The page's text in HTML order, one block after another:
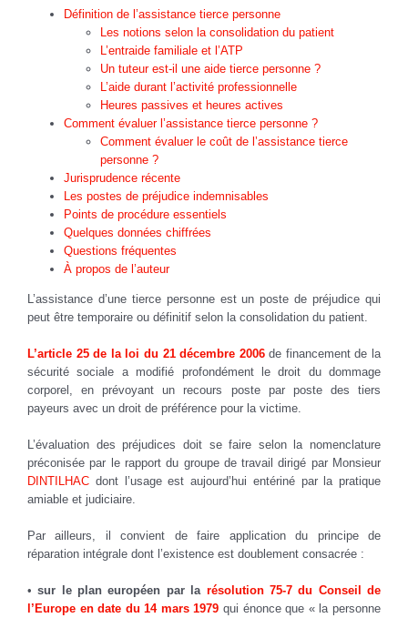
Définition de l’assistance tierce personne
Les notions selon la consolidation du patient
L’entraide familiale et l’ATP
Un tuteur est-il une aide tierce personne ?
L’aide durant l’activité professionnelle
Heures passives et heures actives
Comment évaluer l’assistance tierce personne ?
Comment évaluer le coût de l’assistance tierce
personne ?
Jurisprudence récente
Les postes de préjudice indemnisables
Points de procédure essentiels
Quelques données chiffrées
Questions fréquentes
À propos de l’auteur
L’assistance d’une tierce personne est un poste de préjudice qui
peut être temporaire ou définitif selon la consolidation du patient.
L’article 25 de la loi du 21 décembre 2006de financement de la
sécurité sociale a modifié profondément le droit du dommage
corporel, en prévoyant un recours poste par poste des tiers
payeurs avec un droit de préférence pour la victime.
L’évaluation des préjudices doit se faire selon la nomenclature
préconisée par le rapport du groupe de travail dirigé par Monsieur
DINTILHAC dont l’usage est aujourd’hui entériné par la pratique
amiable et judiciaire.
Par ailleurs, il convient de faire application du principe de
réparation intégrale dont l’existence est doublement consacrée :
•sur le plan européen par la résolution 75-7 du Conseil de
l’Europe en date du 14 mars 1979 qui énonce que « la personne